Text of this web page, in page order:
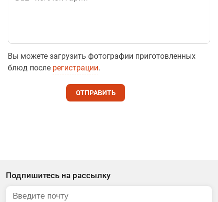
Вы можете загрузить фотографии приготовленных
блюд после регистрации.
ОТПРАВИТЬ
Подпишитесь на рассылку